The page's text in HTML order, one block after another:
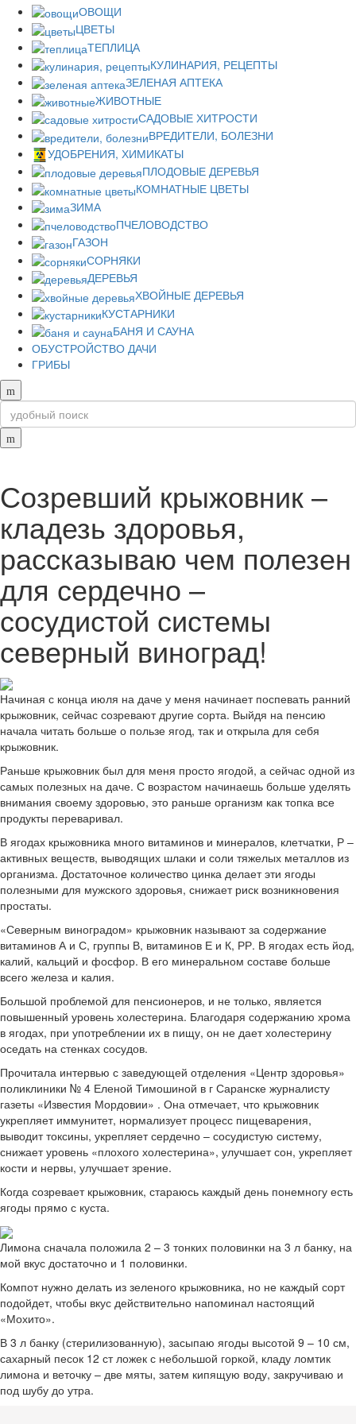
ОВОЩИ
ЦВЕТЫ
ТЕПЛИЦА
КУЛИНАРИЯ, РЕЦЕПТЫ
ЗЕЛЕНАЯ АПТЕКА
ЖИВОТНЫЕ
САДОВЫЕ ХИТРОСТИ
ВРЕДИТЕЛИ, БОЛЕЗНИ
УДОБРЕНИЯ, ХИМИКАТЫ
ПЛОДОВЫЕ ДЕРЕВЬЯ
КОМНАТНЫЕ ЦВЕТЫ
ЗИМА
ПЧЕЛОВОДСТВО
ГАЗОН
СОРНЯКИ
ДЕРЕВЬЯ
ХВОЙНЫЕ ДЕРЕВЬЯ
КУСТАРНИКИ
БАНЯ И САУНА
ОБУСТРОЙСТВО ДАЧИ
ГРИБЫ
Созревший крыжовник –
кладезь здоровья,
рассказываю чем полезен
для сердечно –
сосудистой системы
северный виноград!
Начиная с конца июля на даче у меня начинает поспевать ранний
крыжовник, сейчас созревают другие сорта. Выйдя на пенсию
начала читать больше о пользе ягод, так и открыла для себя
крыжовник.
Раньше крыжовник был для меня просто ягодой, а сейчас одной из
самых полезных на даче. С возрастом начинаешь больше уделять
внимания своему здоровью, это раньше организм как топка все
продукты переваривал.
В ягодах крыжовника много витаминов и минералов, клетчатки, Р –
активных веществ, выводящих шлаки и соли тяжелых металлов из
организма. Достаточное количество цинка делает эти ягоды
полезными для мужского здоровья, снижает риск возникновения
простаты.
«Северным виноградом» крыжовник называют за содержание
витаминов А и С, группы В, витаминов Е и К, РР. В ягодах есть йод,
калий, кальций и фосфор. В его минеральном составе больше
всего железа и калия.
Большой проблемой для пенсионеров, и не только, является
повышенный уровень холестерина. Благодаря содержанию хрома
в ягодах, при употреблении их в пищу, он не дает холестерину
оседать на стенках сосудов.
Прочитала интервью с заведующей отделения «Центр здоровья»
поликлиники № 4 Еленой Тимошиной в г Саранске журналисту
газеты «Известия Мордовии» . Она отмечает, что крыжовник
укрепляет иммунитет, нормализует процесс пищеварения,
выводит токсины, укрепляет сердечно – сосудистую систему,
снижает уровень «плохого холестерина», улучшает сон, укрепляет
кости и нервы, улучшает зрение.
Когда созревает крыжовник, стараюсь каждый день понемногу есть
ягоды прямо с куста.
Лимона сначала положила 2 – 3 тонких половинки на 3 л банку, на
мой вкус достаточно и 1 половинки.
Компот нужно делать из зеленого крыжовника, но не каждый сорт
подойдет, чтобы вкус действительно напоминал настоящий
«Мохито».
В 3 л банку (стерилизованную), засыпаю ягоды высотой 9 – 10 см,
сахарный песок 12 ст ложек с небольшой горкой, кладу ломтик
лимона и веточку – две мяты, затем кипящую воду, закручиваю и
под шубу до утра.